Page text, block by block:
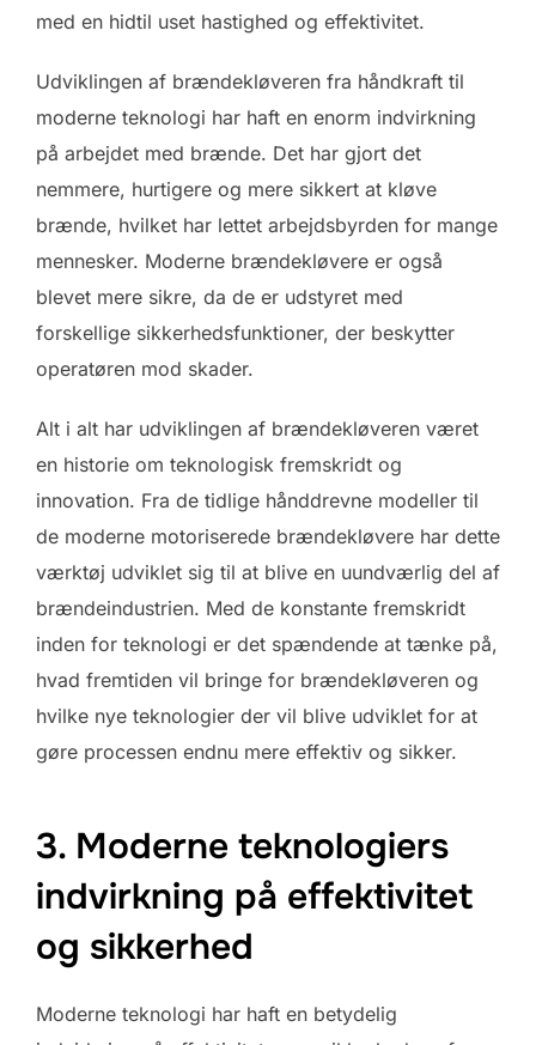
med en hidtil uset hastighed og effektivitet.
Udviklingen af brændekløveren fra håndkraft til
moderne teknologi har haft en enorm indvirkning
på arbejdet med brænde. Det har gjort det
nemmere, hurtigere og mere sikkert at kløve
brænde, hvilket har lettet arbejdsbyrden for mange
mennesker. Moderne brændekløvere er også
blevet mere sikre, da de er udstyret med
forskellige sikkerhedsfunktioner, der beskytter
operatøren mod skader.
Alt i alt har udviklingen af brændekløveren været
en historie om teknologisk fremskridt og
innovation. Fra de tidlige hånddrevne modeller til
de moderne motoriserede brændekløvere har dette
værktøj udviklet sig til at blive en uundværlig del af
brændeindustrien. Med de konstante fremskridt
inden for teknologi er det spændende at tænke på,
hvad fremtiden vil bringe for brændekløveren og
hvilke nye teknologier der vil blive udviklet for at
gøre processen endnu mere effektiv og sikker.
3. Moderne teknologiers
indvirkning på effektivitet
og sikkerhed
Moderne teknologi har haft en betydelig